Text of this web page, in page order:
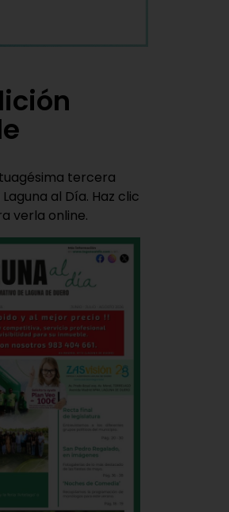
tercera
al Día. Haz clic
verla online.